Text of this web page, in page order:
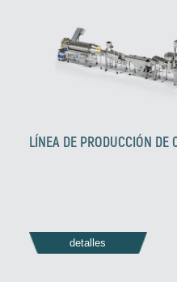
LÍNEA DE PRODUCCIÓN DE
detalles